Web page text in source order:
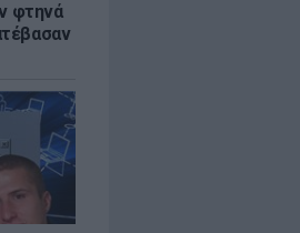
φτηνά